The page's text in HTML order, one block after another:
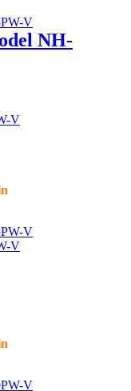
NH-
V
V